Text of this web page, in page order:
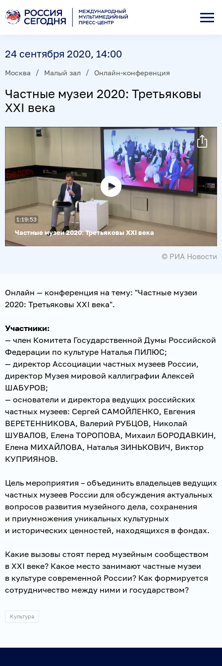
24 сентября 2020, 14:00
Москва Малый зал Онлайн-конференция
Частные музеи 2020: Третьяковы
XXI века
Частные музеи 2020: Третьяковы XXI века
1:19:53
© РИА Новости
Онлайн — конференция на тему: "Частные музеи
2020: Третьяковы XXI века".
Участники:
— член Комитета Государственной Думы Российской
Федерации по культуре Наталья ПИЛЮС;
— директор Ассоциации частных музеев России,
директор Музея мировой каллиграфии Алексей
ШАБУРОВ;
— основатели и директора ведущих российских
частных музеев: Сергей САМОЙЛЕНКО, Евгения
ВЕРЕТЕННИКОВА, Валерий РУБЦОВ, Николай
ШУВАЛОВ, Елена ТОРОПОВА, Михаил БОРОДАВКИН,
Елена МИХАЙЛОВА, Наталья ЗИНЬКОВИЧ, Виктор
КУПРИЯНОВ.
Цель мероприятия – объединить владельцев ведущих
частных музеев России для обсуждения актуальных
вопросов развития музейного дела, сохранения
и приумножения уникальных культурных
и исторических ценностей, находящихся в фондах.
Какие вызовы стоят перед музейным сообществом
в XXI веке? Какое место занимают частные музеи
в культуре современной России? Как формируется
сотрудничество между ними и государством?
Культура